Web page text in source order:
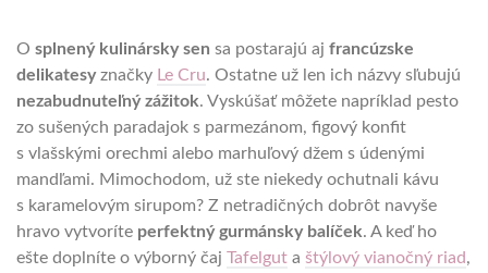
O splnený kulinársky sen sa postarajú aj francúzske
delikatesyznačky Le Cru. Ostatne už len ich názvy sľubujú
nezabudnuteľný zážitok. Vyskúšať môžete napríklad pesto
zo sušených paradajok s parmezánom, figový konfit
s vlašskými orechmi alebo marhuľový džem s údenými
mandľami. Mimochodom, už ste niekedy ochutnali kávu
s karamelovým sirupom? Z netradičných dobrôt navyše
hravo vytvoríte perfektný gurmánsky balíček. A keď ho
ešte doplníte o výborný čaj Tafelgut a štýlový vianočný riad,